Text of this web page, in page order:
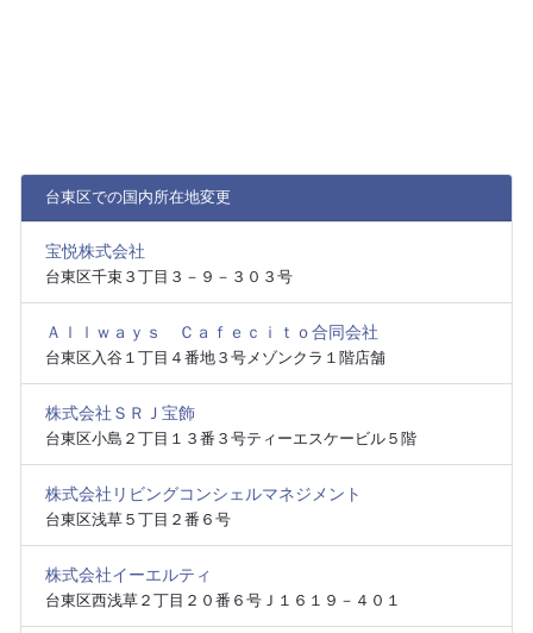
台東区での国内所在地変更
宝悦株式会社
台東区千束３丁目３－９－３０３号
Ａｌｌｗａｙｓ Ｃａｆｅｃｉｔｏ合同会社
台東区入谷１丁目４番地３号メゾンクラ１階店舗
株式会社ＳＲＪ宝飾
台東区小島２丁目１３番３号ティーエスケービル５階
株式会社リビングコンシェルマネジメント
台東区浅草５丁目２番６号
株式会社イーエルティ
台東区西浅草２丁目２０番６号Ｊ１６１９－４０１